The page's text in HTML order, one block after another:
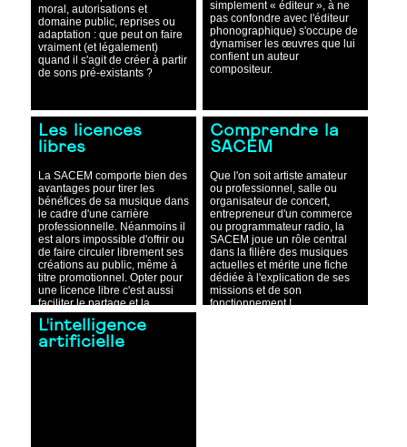
moral, autorisations et
domaine public, reprises ou
adaptation : que peut on faire
vraiment (et légalement)
quand il s'agit de créer à partir
de sons pré-existants ?
simplement « éditeur », à ne
pas confondre avec l'éditeur
phonographique) s'occupe de
dynamiser les œuvres que lui
confient un auteur
compositeur.
Les licences
libres
La SACEM comporte bien des
avantages pour tirer les
bénéfices de sa musique dans
le cadre d'une carrière
professionnelle. Néanmoins il
est alors impossible d'offrir ou
de faire circuler librement ses
créations au public, même à
titre promotionnel. Opter pour
une licence libre c'est aussi
faciliter le partage et la
collaboration avec le plus
grand nombre.
Comprendre la
SACEM
Que l'on soit artiste amateur
ou professionnel, salle ou
organisateur de concert,
entrepreneur d'un commerce
ou programmateur radio, la
SACEM joue un rôle central
dans la filière des musiques
actuelles et mérite une fiche
dédiée à l'explication de ses
missions et de son
fonctionnement !
L'intelligence
artificielle